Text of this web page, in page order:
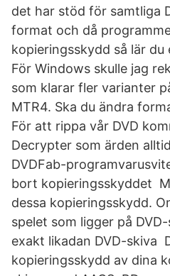
det har stöd för samtliga
format och då
kopieringsskydd så lär
För Windows skulle jag
som klarar fler varianter
MTR4. Ska du ändra
För att rippa vår DVD
Decrypter som ärden
DVDFab-
bort kopieringsskyddet
dessa kopieringsskydd.
spelet som ligger på
exakt likadan DVD-skiva
kopieringsskydd av dina